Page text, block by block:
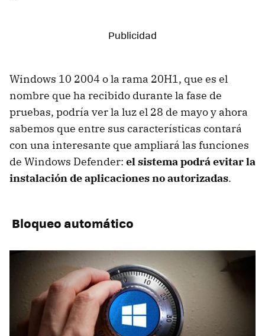
Windows 10 2004 o la rama 20H1, que es el
nombre que ha recibido durante la fase de
pruebas, podría ver la luz el 28 de mayo y ahora
sabemos que entre sus características contará
con una interesante que ampliará las funciones
de Windows Defender: el sistema podrá evitar la
instalación de aplicaciones no autorizadas.
Bloqueo automático